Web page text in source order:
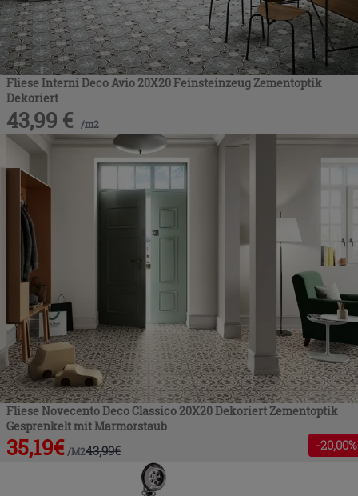
Fliese Interni Deco Avio 20X20 Feinsteinzeug Zementoptik
Dekoriert
43,99 € /m2
Fliese Novecento Deco Classico 20X20 Dekoriert Zementoptik
Gesprenkelt mit Marmorstaub
35,19€ /M243,99€ -20,00%